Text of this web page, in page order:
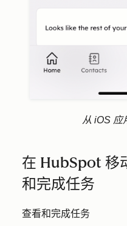
从 iOS 应
在 HubSpot 移
和完成任务
查看和完成任务